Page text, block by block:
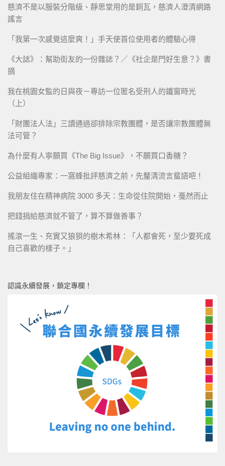
慈濟不是以服裝分階級、靜思堂用的是銅瓦，慈濟人澄清網路
謠言
「我第一次感覺這麼爽！」手天使首位使用者的體驗心得
《大誌》：幫助街友的一份雜誌？／《社企是門好生意？》書
摘
我在桃園女監的日與夜－專訪一位匿名受刑人的鐵窗時光
（上）
「財團法人法」三讀通過卻排除宗教團體，是否讓宗教團體無
法可管？
為什麼有人寧願買《The Big Issue》，不願買口香糖？
公益組織專家：一窩蜂批評慈濟之前，先釐清流言蜚語吧！
我朋友住在精神病院 3000 多天：生命從住院開始，戞然而止
把錢捐給慈濟就不管了，算不算做善事？
搖滾一生、充實又狼狽的樹木希林：「人都會死，至少要死成
自己喜歡的樣子。」
認識永續發展，鎖定專欄！